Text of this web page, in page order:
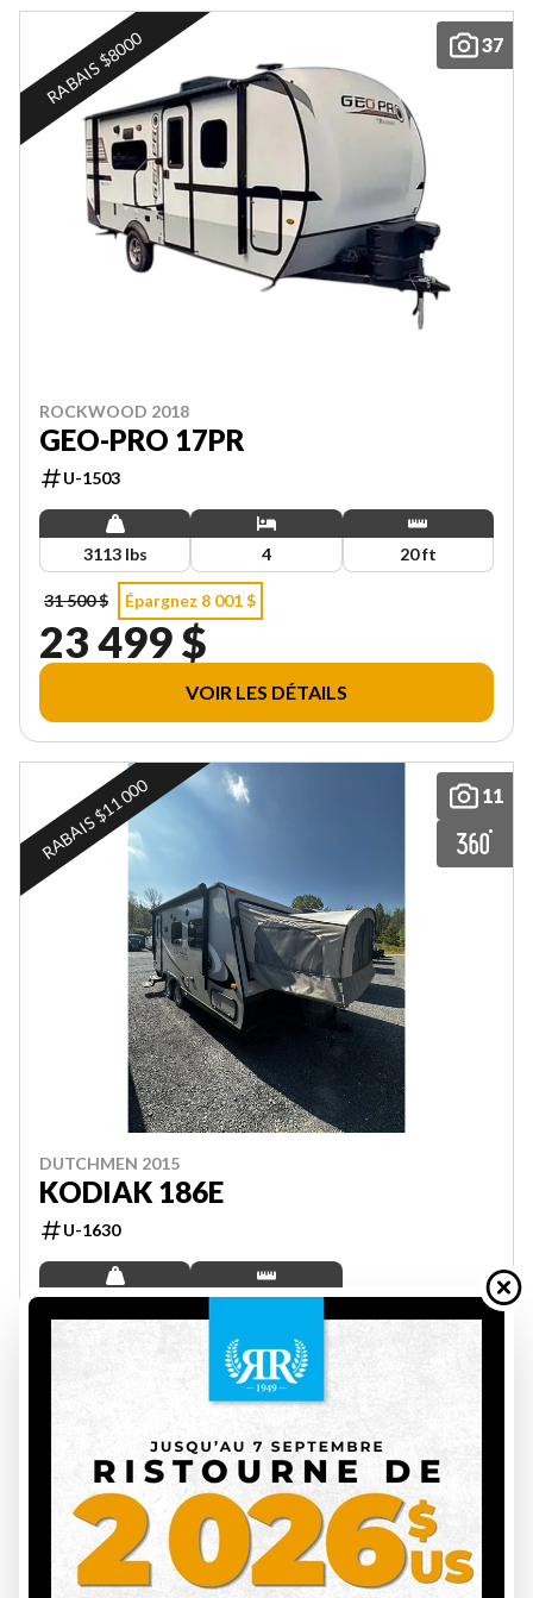
37
RABAIS $8000
ROCKWOOD 2018
GEO-PRO 17PR
U-1503
3113 lbs 4 20 ft
31 500 $ Épargnez 8 001 $
23 499 $
VOIR LES DÉTAILS
11
RABAIS $11 000
DUTCHMEN 2015
KODIAK 186E
U-1630
Épargnez 11 001 $
VOIR LES DÉTAILS
EN SOLDE